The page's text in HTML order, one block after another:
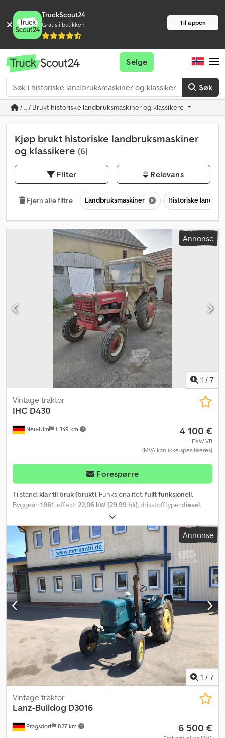
TruckScout24
Gratis i butikken Til appen
Søk
Selge
/ ... / Brukt historiske landbruksmaskiner og klassikere
Kjøp brukt historiske landbruksmaskiner
og klassikere (6)
Filter Relevans
Fjern alle filtre Landbruksmaskiner Historiske
Annonse
1 / 7
Neu-Ulm 1 349 km
Vintage traktor
IHC D430
4 100 €
EXW VB
(MVA kan ikke spesifiseres)
Forespørre
Tilstand: klar til bruk (brukt), Funksjonalitet:fullt funksjonell,
Byggeår:1961, effekt:22,06 kW (29,99 hk), drivstofftype:diesel,
, neste kontroll (TÜV):
totalvekt:2 000 kg, Utstyr:frontlaster, førerhus,
Annonse
1 / 7
Pragsdorf 827 km
Vintage traktor
Lanz-Bulldog D3016
6 500 €